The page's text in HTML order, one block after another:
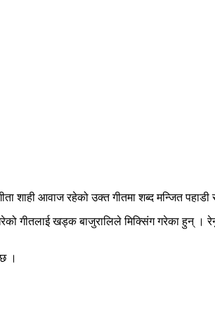
शाही आवाज रहेको उक्त गीतमा शब्द मन्जित
गीतलाई खड्क बाजुरालिले मिक्सिंग गरेका हुन् ।
।